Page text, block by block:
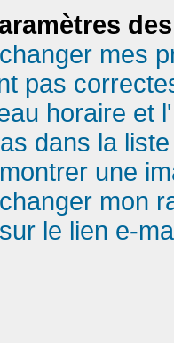
mes
pas
horaire et
dans la
une
mon
le lien e-